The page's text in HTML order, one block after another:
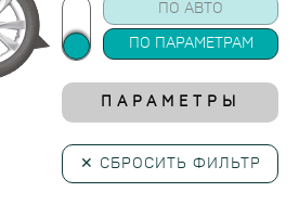
ПО АВТО
ПО ПАРАМЕТРАМ
ПАРАМЕТРЫ
✕ СБРОСИТЬ ФИЛЬТР